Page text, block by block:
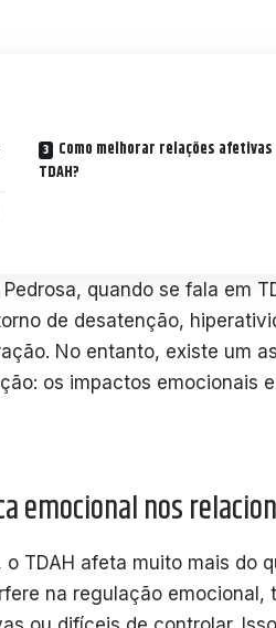
Como melhorar relações afetivas
TDAH?
quando se fala em
de desatenção,
No entanto, existe um
os impactos emocionais
emocional nos
TDAH afeta muito mais do
na regulação emocional,